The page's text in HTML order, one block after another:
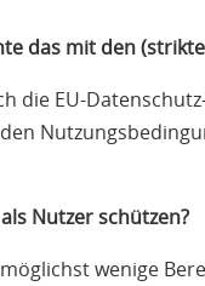
das mit den
die EU-
Nutzer schützen?
wenige